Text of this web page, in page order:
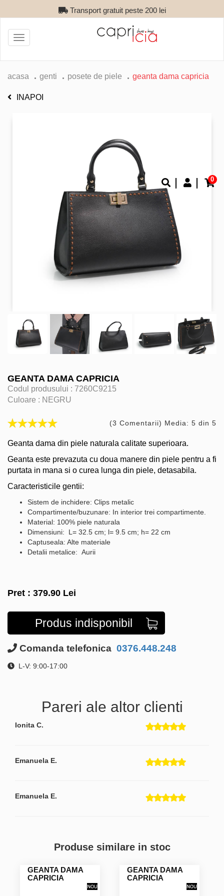
Transport gratuit peste 200 lei
0
Toggle
navigation
acasa genti posete de piele geanta dama capricia
INAPOI
GEANTA DAMA CAPRICIA
Codul produsului : 7260C9215
Culoare : NEGRU
(3 Comentarii) Media: 5 din 5
Geanta dama din piele naturala calitate superioara.
Geanta este prevazuta cu doua manere din piele pentru a fi
purtata in mana si o curea lunga din piele, detasabila.
Caracteristicile gentii:
Sistem de inchidere: Clips metalic
Compartimente/buzunare: In interior trei compartimente.
Material: 100% piele naturala
Dimensiuni: L= 32.5 cm; l= 9.5 cm; h= 22 cm
Captuseala: Alte materiale
Detalii metalice: Aurii
Pret : 379.90 Lei
Produs indisponibil
Comanda telefonica 0376.448.248
L-V: 9:00-17:00
Pareri ale altor clienti
Ionita C.
Emanuela E.
Emanuela E.
Produse similare in stoc
GEANTA DAMA
CAPRICIA
GEANTA DAMA
CAPRICIA